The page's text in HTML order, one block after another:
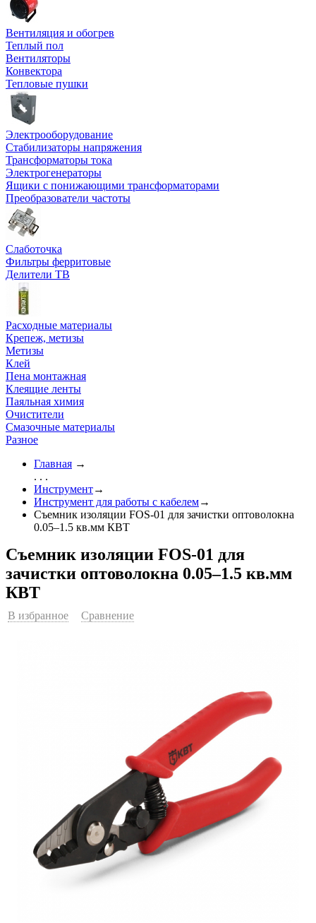
Вентиляция и обогрев
Теплый пол
Вентиляторы
Конвектора
Тепловые пушки
Электрооборудование
Стабилизаторы напряжения
Трансформаторы тока
Электрогенераторы
Ящики с понижающими трансформаторами
Преобразователи частоты
Слаботочка
Фильтры ферритовые
Делители ТВ
Расходные материалы
Крепеж, метизы
Метизы
Клей
Пена монтажная
Клеящие ленты
Паяльная химия
Очистители
Смазочные материалы
Разное
Главная →
. . .
Инструмент→
Инструмент для работы с кабелем→
Съемник изоляции FOS-01 для зачистки оптоволокна
0.05–1.5 кв.мм КВТ
Съемник изоляции FOS-01 для
зачистки оптоволокна 0.05–1.5 кв.мм
КВТ
В избранное Сравнение